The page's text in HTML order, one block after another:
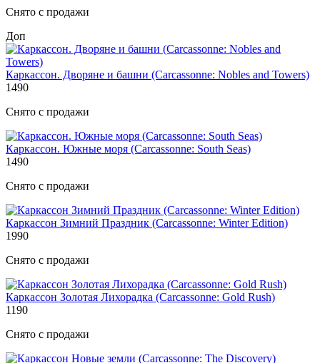
Снято с продажи
Доп
Каркассон. Дворяне и башни (Carcassonne: Nobles and Towers)
1490
Снято с продажи
Каркассон. Южные моря (Carcassonne: South Seas)
1490
Снято с продажи
Каркассон Зимний Праздник (Carcassonne: Winter Edition)
1990
Снято с продажи
Каркассон Золотая Лихорадка (Carcassonne: Gold Rush)
1190
Снято с продажи